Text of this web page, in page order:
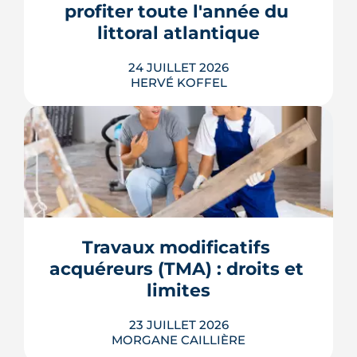
LIRE L'ARTICLE
profiter toute l'année du
littoral atlantique
24 JUILLET 2026
HERVÉ KOFFEL
S'installer à La Baule-Escoublac à
l'année suppose d'entrer en
concurrence avec des acheteurs qui
n'y dorment que quelques semaines.
contraintes d'urbanisme : ce que disent
les données officielles avant d'engager
un projet d'achat.
LIRE L'ARTICLE
Travaux modificatifs
acquéreurs (TMA) : droits et
limites
23 JUILLET 2026
MORGANE CAILLIÈRE